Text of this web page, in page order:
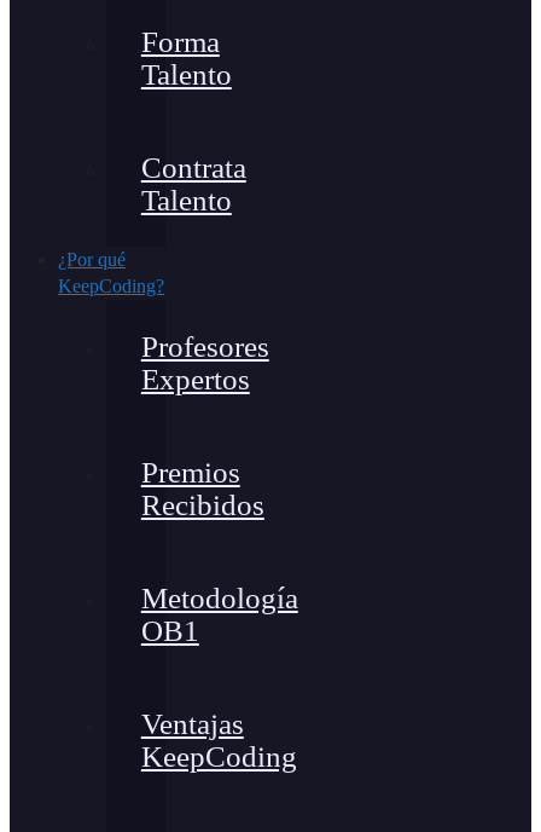
Forma
Talento
Contrata
Talento
¿Por qué
KeepCoding?
Profesores
Expertos
Premios
Recibidos
Metodología
OB1
Ventajas
KeepCoding